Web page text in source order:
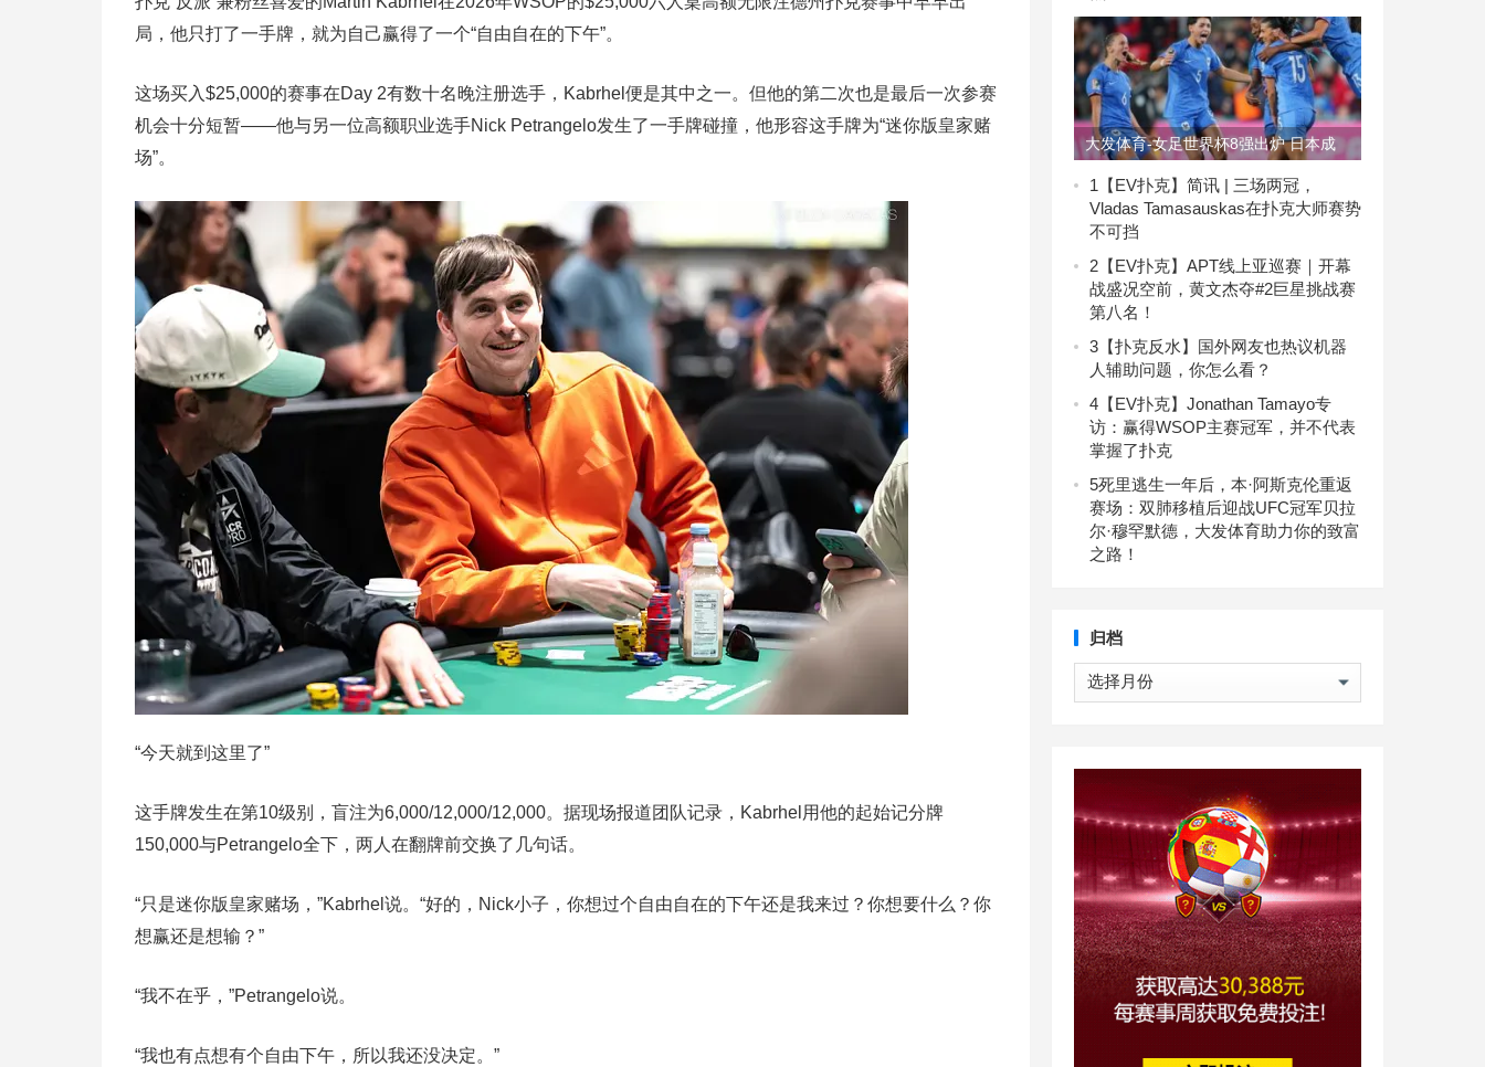
局，他只打了一手牌，就为自己赢得了一个“自由自在的下午”。
这场买入$25,000的赛事在Day 2有数十名晚注册选手，Kabrhel便是其中之一。但他的第二次也是最后一次参赛
机会十分短暂——他与另一位高额职业选手Nick Petrangelo发生了一手牌碰撞，他形容这手牌为“迷你版皇家赌
场”。
“今天就到这里了”
这手牌发生在第10级别，盲注为6,000/12,000/12,000。据现场报道团队记录，Kabrhel用他的起始记分牌
150,000与Petrangelo全下，两人在翻牌前交换了几句话。
“只是迷你版皇家赌场，”Kabrhel说。“好的，Nick小子，你想过个自由自在的下午还是我来过？你想要什么？你
想赢还是想输？”
“我不在乎，”Petrangelo说。
“我也有点想有个自由下午，所以我还没决定。”
大发体育-女足世界杯8强出炉 日本成
亚洲唯一晋级球队，大发助力你的致富
之路！
1 【EV扑克】简讯 | 三场两冠，
Vladas Tamasauskas在扑克大师赛势
不可挡
2 【EV扑克】APT线上亚巡赛｜开幕
战盛况空前，黄文杰夺#2巨星挑战赛
第八名！
3 【扑克反水】国外网友也热议机器
人辅助问题，你怎么看？
4 【EV扑克】Jonathan Tamayo专
访：赢得WSOP主赛冠军，并不代表
掌握了扑克
5死里逃生一年后，本·阿斯克伦重返
赛场：双肺移植后迎战UFC冠军贝拉
尔·穆罕默德，大发体育助力你的致富
之路！
归档
归